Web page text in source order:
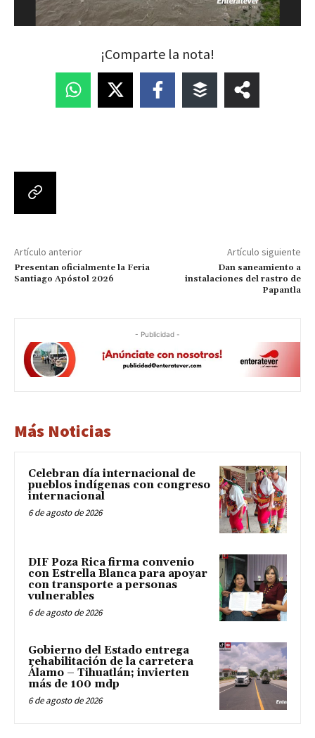
¡Comparte la nota!
Artículo anterior
Presentan oficialmente la Feria
Santiago Apóstol 2026
Artículo siguiente
Dan saneamiento a
instalaciones del rastro de
Papantla
- Publicidad -
Más Noticias
Celebran día internacional de
pueblos indígenas con congreso
internacional
6 de agosto de 2026
DIF Poza Rica firma convenio
con Estrella Blanca para apoyar
con transporte a personas
vulnerables
6 de agosto de 2026
Gobierno del Estado entrega
rehabilitación de la carretera
Álamo – Tihuatlán; invierten
más de 100 mdp
6 de agosto de 2026